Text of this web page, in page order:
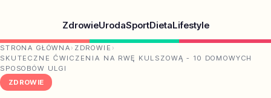
ZdrowieUrodaSportDietaLifestyle
STRONA GŁÓWNA › ZDROWIE ›
SKUTECZNE ĆWICZENIA NA RWĘ KULSZOWĄ - 10 DOMOWYCH
SPOSOBÓW ULGI
ZDROWIE